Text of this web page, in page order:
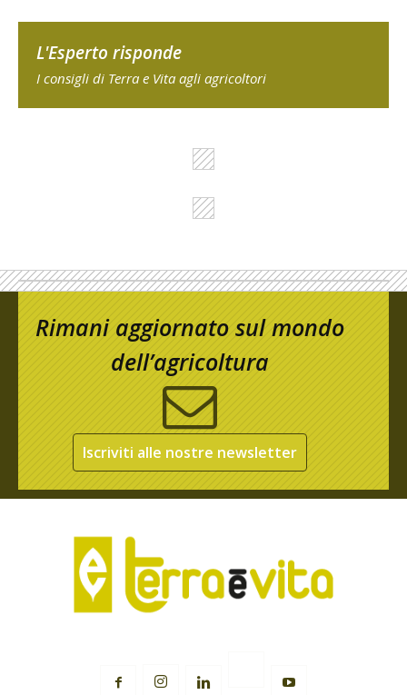
L'Esperto risponde
I consigli di Terra e Vita agli agricoltori
Rimani aggiornato sul mondo
dell’agricoltura
Iscriviti alle nostre newsletter